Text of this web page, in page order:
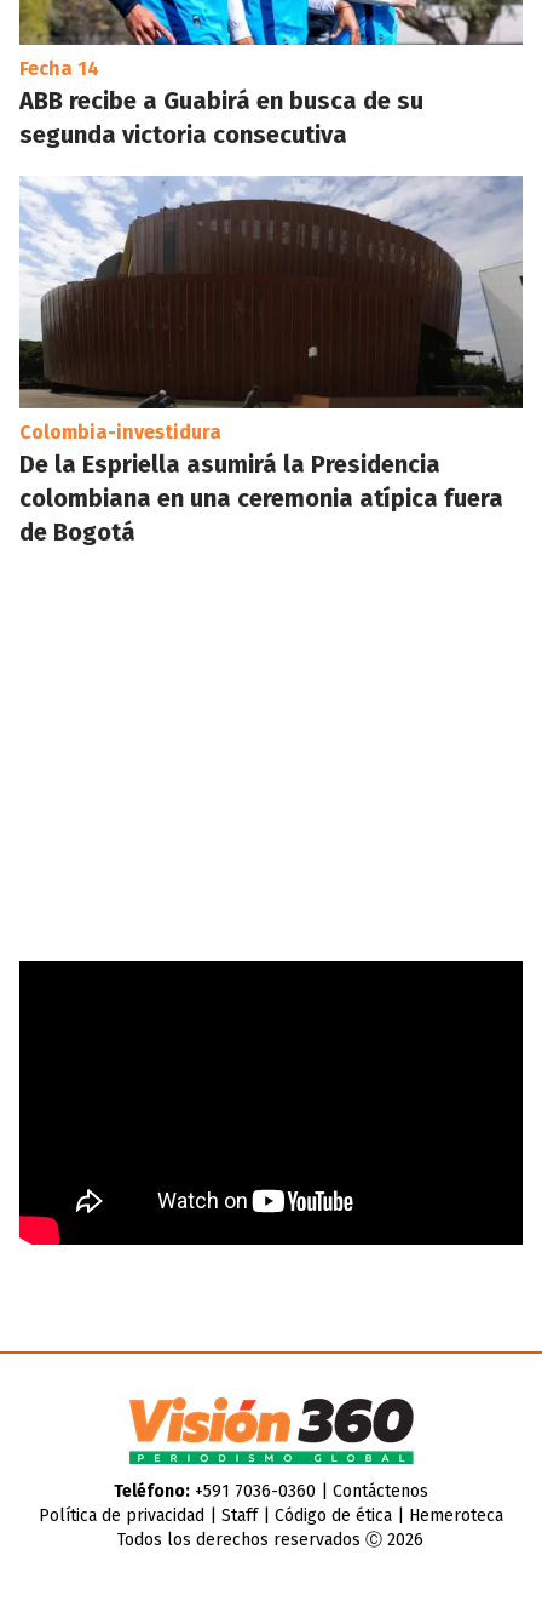
Fecha 14
ABB recibe a Guabirá en busca de su
segunda victoria consecutiva
Colombia-investidura
De la Espriella asumirá la Presidencia
colombiana en una ceremonia atípica fuera
de Bogotá
Teléfono:+591 7036-0360 | Contáctenos
Política de privacidad
Staff| Código de ética| Hemeroteca
Todos los derechos reservados Ⓒ 2026